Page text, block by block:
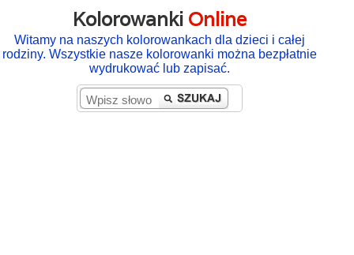
Kolorowanki Online
Witamy na naszych kolorowankach dla dzieci i całej
rodziny. Wszystkie nasze kolorowanki można bezpłatnie
wydrukować lub zapisać.